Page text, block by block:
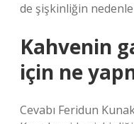
de şişkinliğin
Kahvenin
için ne
Cevabı Feridun